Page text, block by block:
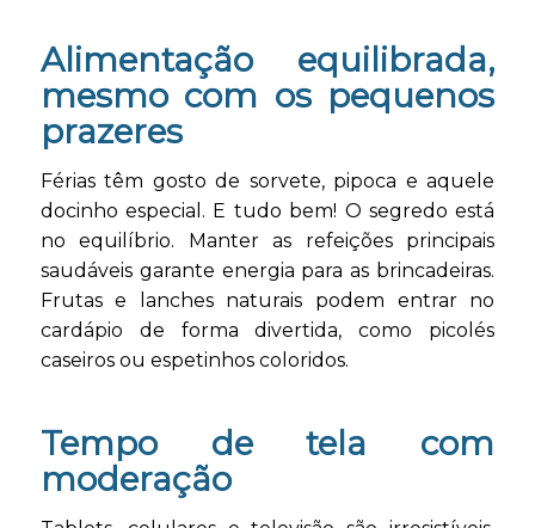
Alimentação equilibrada,
mesmo com os pequenos
prazeres
Férias têm gosto de sorvete, pipoca e aquele
docinho especial. E tudo bem! O segredo está
no equilíbrio. Manter as refeições principais
saudáveis garante energia para as brincadeiras.
Frutas e lanches naturais podem entrar no
cardápio de forma divertida, como picolés
caseiros ou espetinhos coloridos.
Tempo de tela com
moderação